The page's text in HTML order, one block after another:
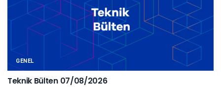
GENEL
Teknik Bülten 07/08/2026